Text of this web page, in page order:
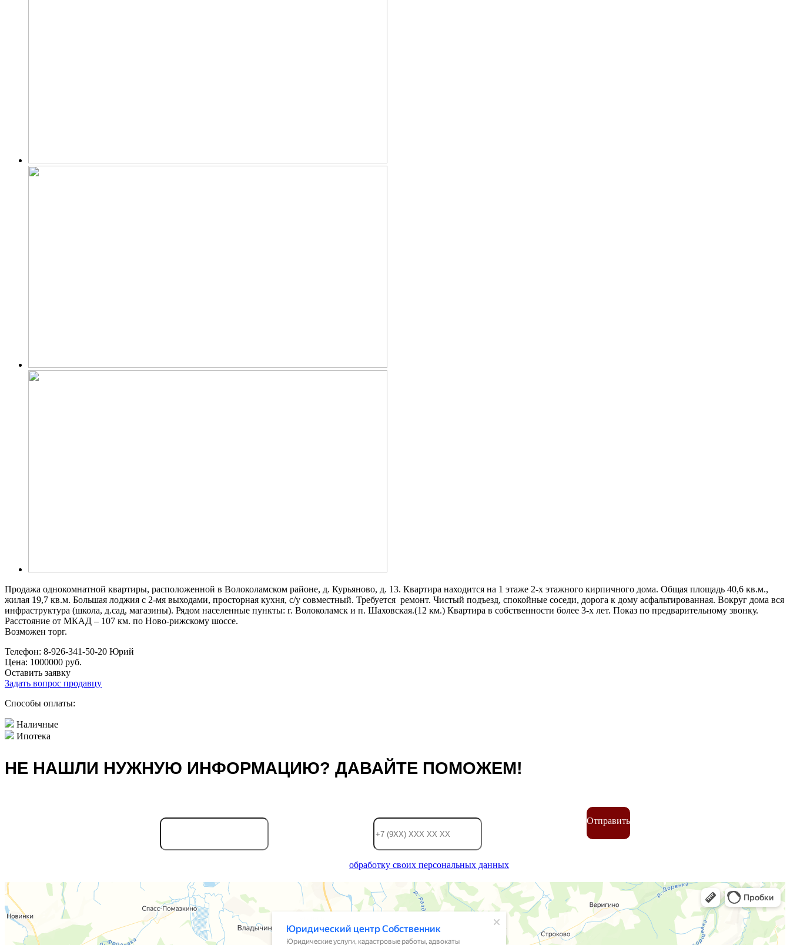
Продажа однокомнатной квартиры, расположенной в Волоколамском районе, д. Курьяново, д. 13. Квартира находится на 1 этаже 2-х этажного кирпичного дома. Общая площадь 40,6 кв.м.,
жилая 19,7 кв.м. Большая лоджия с 2-мя выходами, просторная кухня, с/у совместный. Требуется ремонт. Чистый подъезд, спокойные соседи, дорога к дому асфальтированная. Вокруг дома вся
инфраструктура (школа, д.сад, магазины). Рядом населенные пункты: г. Волоколамск и п. Шаховская.(12 км.) Квартира в собственности более 3-х лет. Показ по предварительному звонку.
Расстояние от МКАД – 107 км. по Ново-рижскому шоссе.
Возможен торг.
Телефон: 8-926-341-50-20 Юрий
Цена: 1000000 руб.
Оставить заявку
Задать вопрос продавцу
Способы оплаты:
Наличные
Ипотека
НЕ НАШЛИ НУЖНУЮ ИНФОРМАЦИЮ? ДАВАЙТЕ ПОМОЖЕМ!
Отправить
обработку своих персональных данных